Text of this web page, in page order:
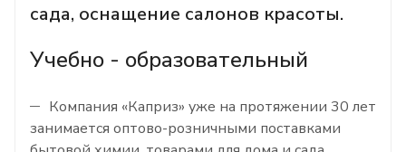
сада, оснащение салонов красоты.
Учебно - образовательный
Компания «Каприз» уже на протяжении 30 лет
занимается оптово-розничными поставками